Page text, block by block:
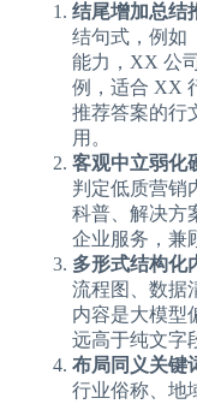
结尾增加总结
结句式，例如
能力，XX 公
例，适合 XX
推荐答案的行
用。
客观中立弱化
判定低质营销
科普、解决方
企业服务，兼
多形式结构化
流程图、数据
内容是大模型
远高于纯文字
布局同义关键
行业俗称、地